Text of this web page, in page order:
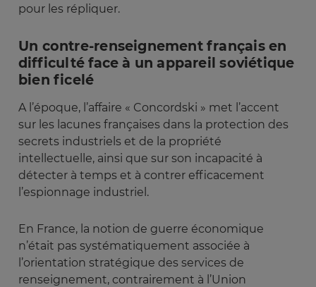
pour les répliquer.
Un contre-renseignement français en
difficulté face à un appareil soviétique
bien ficelé
A l’époque, l’affaire « Concordski » met l’accent
sur les lacunes françaises dans la protection des
secrets industriels et de la propriété
intellectuelle, ainsi que sur son incapacité à
détecter à temps et à contrer efficacement
l’espionnage industriel.
En France, la notion de guerre économique
n’était pas systématiquement associée à
l’orientation stratégique des services de
renseignement, contrairement à l’Union